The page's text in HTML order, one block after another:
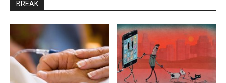
BREAK